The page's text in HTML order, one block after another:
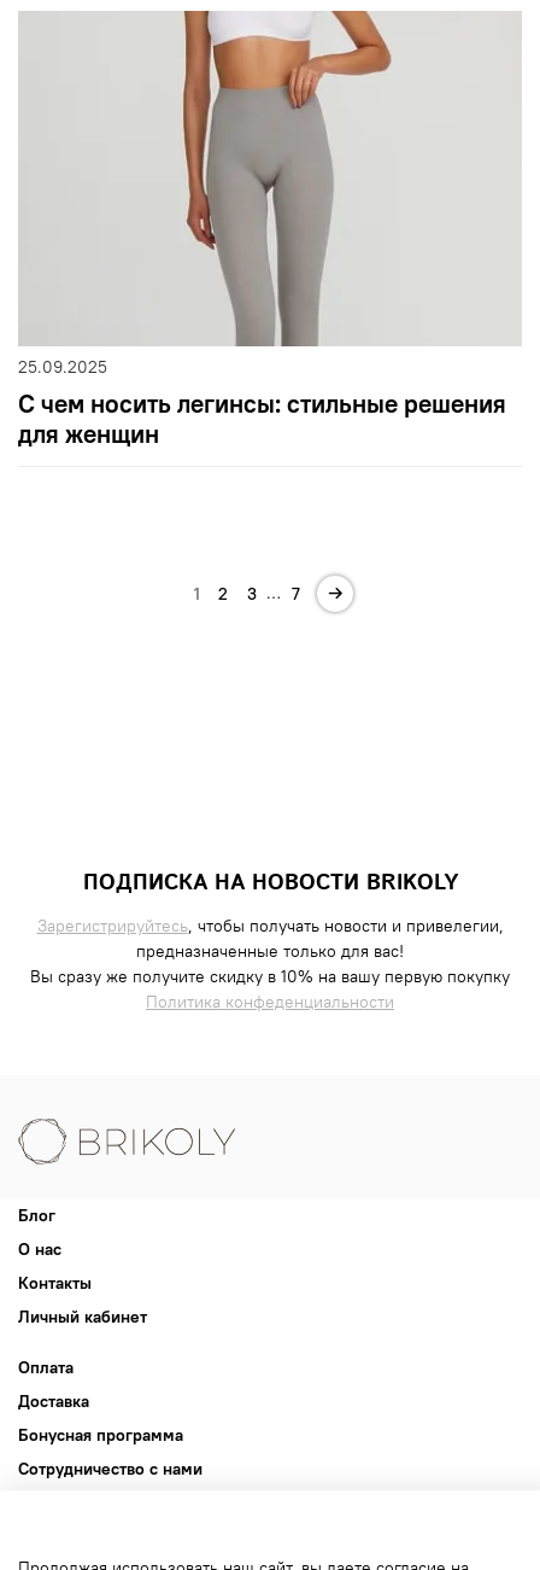
25.09.2025
С чем носить легинсы: стильные решения
для женщин
1 2 3 … 7
ПОДПИСКА НА НОВОСТИ BRIKOLY
Зарегистрируйтесь, чтобы получать новости и привелегии,
предназначенные только для вас!
Вы сразу же получите скидку в 10% на вашу первую покупку
Политика конфеденциальности
Блог
О нас
Контакты
Личный кабинет
Оплата
Доставка
Бонусная программа
Сотрудничество с нами